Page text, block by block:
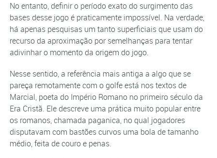
No entanto, definir o período exato do surgimento das
bases desse jogo é praticamente impossível. Na verdade,
há apenas pesquisas um tanto superficiais que usam do
recurso da aproximação por semelhanças para tentar
adivinhar o momento da origem do jogo.
Nesse sentido, a referência mais antiga a algo que se
pareça remotamente com o golfe está nos textos de
Marcial, poeta do Império Romano no primeiro século da
Era Cristã. Ele descreve uma prática muito popular entre
os romanos, chamada paganica, no qual jogadores
disputavam com bastões curvos uma bola de tamanho
médio, feita de couro e penas.